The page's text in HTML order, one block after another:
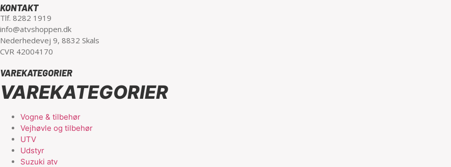
KONTAKT
Tlf. 8282 1919
info@atvshoppen.dk
Nederhedevej 9, 8832 Skals
CVR 42004170
VAREKATEGORIER
VAREKATEGORIER
Vogne & tilbehør
Vejhøvle og tilbehør
UTV
Udstyr
Suzuki atv